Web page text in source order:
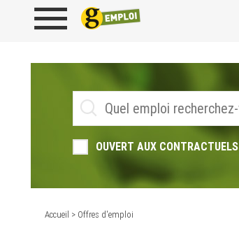
OUVERT AUX CONTRACTUELS
Accueil > Offres d'emploi